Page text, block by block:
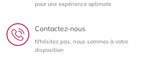
pour une expérience optimale
Contactez-nous
N'hésitez pas, nous sommes à votre
disposition